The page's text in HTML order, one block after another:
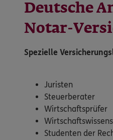
Deutsche
Notar-
Spezielle
Juristen
Steuerberater
Wirtschaftsprüfer
Studenten der